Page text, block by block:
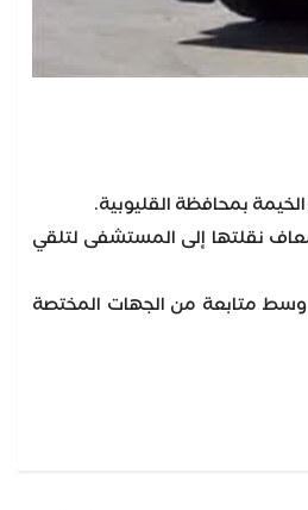
الخيمة بمحافظة القليوبية.
نقلتها إلى المستشفى لتلقي
وسط متابعة من الجهات المختصة